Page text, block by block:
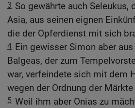
3 So gewährte auch Seleukus,
Asia, aus seinen eignen
die der Opferdienst mit sich
4 Ein gewisser Simon aber
Balgeas, der zum
war, verfeindete sich mit dem
wegen der Ordnung der
5 Weil ihm aber Onias zu